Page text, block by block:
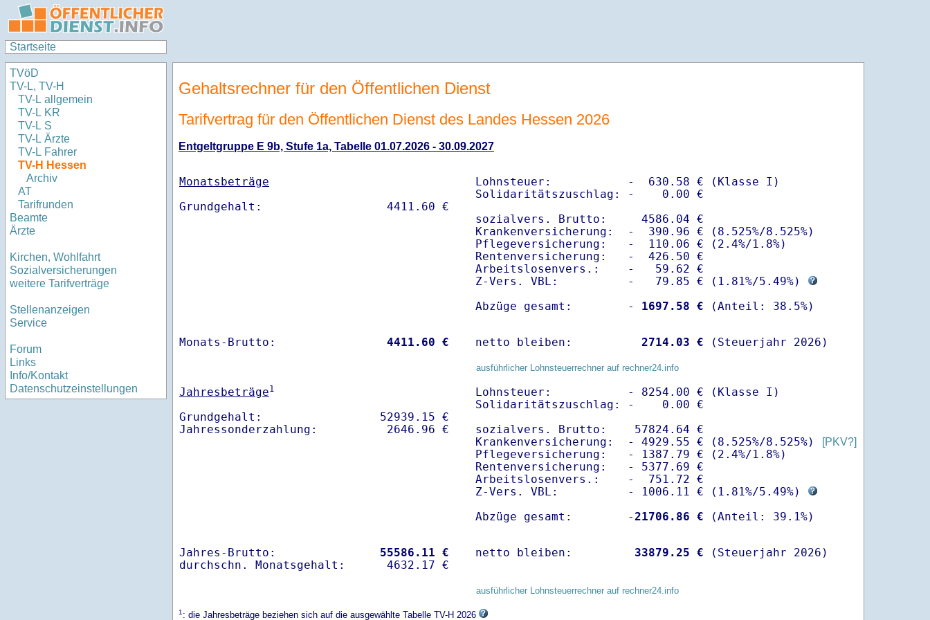
Startseite
TVöD
TV-L, TV-H
TV-L allgemein
TV-L KR
TV-L S
TV-L Ärzte
TV-L Fahrer
TV-H Hessen
Archiv
AT
Tarifrunden
Beamte
Ärzte
Kirchen, Wohlfahrt
Sozialversicherungen
weitere Tarifverträge
Stellenanzeigen
Service
Forum
Links
Info/Kontakt
Datenschutzeinstellungen
Gehaltsrechner für den Öffentlichen Dienst
Tarifvertrag für den Öffentlichen Dienst des Landes Hessen 2026
Entgeltgruppe E 9b, Stufe 1a, Tabelle 01.07.2026 - 30.09.2027
Monatsbeträge
Lohnsteuer:           -  630.58 € (Klasse I)
Solidaritätszuschlag: -    0.00 €
sozialvers. Brutto:     4586.04 €
Krankenversicherung:  -  390.96 € (8.525%/8.525%)
Pflegeversicherung:   -  110.06 € (2.4%/1.8%)
Rentenversicherung:   -  426.50 €
Arbeitslosenvers.:    -   59.62 €
Z-Vers. VBL:          -   79.85 € ( 1.81%/5.49%)
Abzüge gesamt:        -
1697.58 €
Monats-Brutto: 4411.60 € netto bleiben: 2714.03 € (Steuerjahr 2026)
ausführlicher Lohnsteuerrechner auf rechner24.info
Jahresbeträge1
Grundgehalt:                 52939.15 €
Lohnsteuer:           - 8254.00 € (Klasse I)
Solidaritätszuschlag: -    0.00 €
sozialvers. Brutto:    57824.64 €
Krankenversicherung:  - 4929.55 € (8.525%/8.525%)
[PKV?]
Pflegeversicherung:   - 1387.79 € (2.4%/1.8%)
Rentenversicherung:   - 5377.69 €
Arbeitslosenvers.:    -  751.72 €
Z-Vers. VBL:          - 1006.11 € ( 1.81%/5.49%)
Abzüge gesamt:        -21706.86 €
Jahres-Brutto: 55586.11 €
netto bleiben: 33879.25 € (Steuerjahr 2026)
ausführlicher Lohnsteuerrechner auf rechner24.info
1: die Jahresbeträge beziehen sich auf die ausgewählte Tabelle TV-H 2026